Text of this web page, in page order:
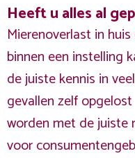
Heeft u alles al
Mierenoverlast in
binnen een instelling
de juiste kennis in veel
gevallen zelf opgelost
worden met de juiste
voor